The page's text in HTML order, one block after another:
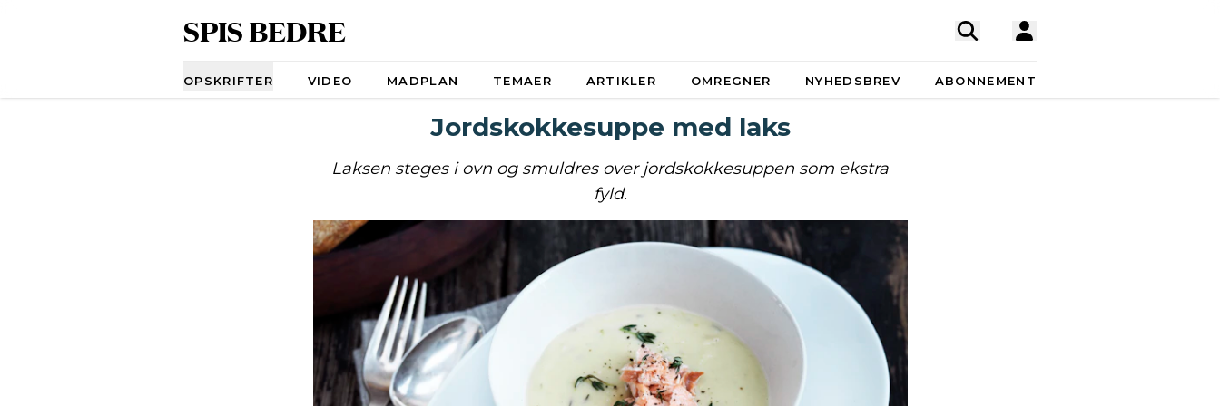
SPIS BEDRE
OPSKRIFTER VIDEO MADPLAN TEMAER ARTIKLER OMREGNER NYHEDSBREV ABONNEMENT
Jordskokkesuppe med laks
Laksen steges i ovn og smuldres over jordskokkesuppen som ekstra
fyld.